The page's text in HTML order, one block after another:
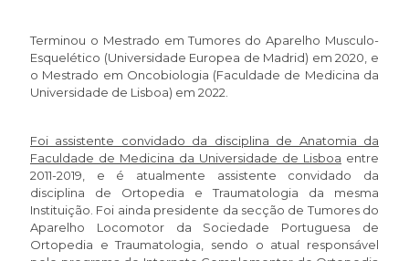
Terminou o Mestrado em Tumores do Aparelho Musculo-
Esquelético (Universidade Europea de Madrid) em 2020, e
o Mestrado em Oncobiologia (Faculdade de Medicina da
Universidade de Lisboa) em 2022.
Foi assistente convidado da disciplina de Anatomia da
Faculdade de Medicina da Universidade de Lisboa entre
2011-2019, e é atualmente assistente convidado da
disciplina de Ortopedia e Traumatologia da mesma
Instituição. Foi ainda presidente da secção de Tumores do
Aparelho Locomotor da Sociedade Portuguesa de
Ortopedia e Traumatologia, sendo o atual responsável